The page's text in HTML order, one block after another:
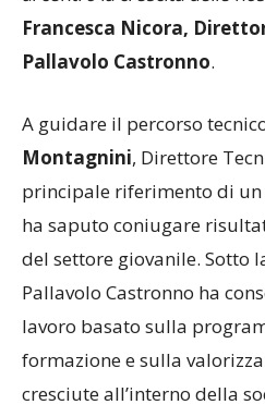
al centro la crescita delle
Francesca Nicora,
A guidare il percorso
Montagnini
principale riferimento di un
ha saputo coniugare
del settore giovanile. Sotto
lavoro basato sulla